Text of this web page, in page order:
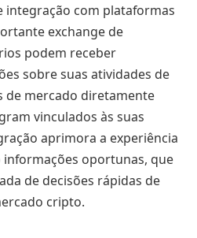
integração com plataformas
exchange de
podem receber
sobre suas atividades de
de mercado diretamente
vinculados às suas
aprimora a experiência
oportunas, que
de decisões rápidas de
cripto.